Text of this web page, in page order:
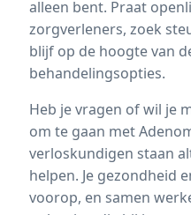
alleen bent. Praat
zorgverleners, zoek
blijf op de hoogte van
behandelingsopties.
Heb je vragen of wil je
om te gaan met
verloskundigen staan
helpen. Je gezondheid
voorop, en samen